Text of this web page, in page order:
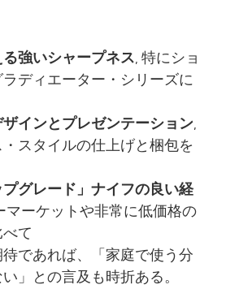
強いシャープネス, 特にショ
ディエーター・シリーズに
インとプレゼンテーション,
スタイルの仕上げと梱包を
グレード」ナイフの良い経
マーケットや非常に低価格の
て
であれば、「家庭で使う分
」との言及も時折ある。